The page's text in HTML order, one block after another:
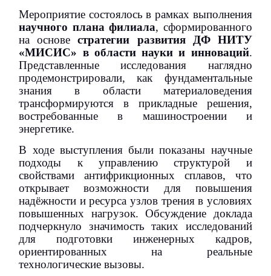
Мероприятие состоялось в рамках выполнения
научного плана филиала, сформированного
на основестратегии развития ДФ НИТУ
«МИСИС» в области науки и инноваций.
Представленные исследования наглядно
продемонстрировали, как фундаментальные
знания в области материаловедения
трансформируются в прикладные решения,
востребованные в машиностроении и
энергетике.
В ходе выступления были показаны научные
подходы к управлению структурой и
свойствами антифрикционных сплавов, что
открывает возможности для повышения
надёжности и ресурса узлов трения в условиях
повышенных нагрузок. Обсуждение доклада
подчеркнуло значимость таких исследований
для подготовки инженерных кадров,
ориентированных на реальные
технологические вызовы.